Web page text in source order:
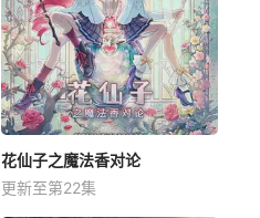
花仙子之魔法香对论
更新至第22集